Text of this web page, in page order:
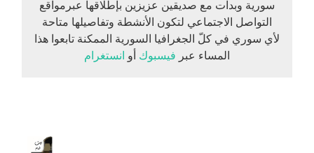
سورية وبدات مع صديقين عزيزين بإطلاقها عبرمواقع
التواصل الاجتماعي لتكون الأنشطة وتفاصيلها متاحة
لأي سوري في كلّ الجغرافيا السورية الممكنة تابعوا هذا
المساء عبر فيسبوك أو انستغرام